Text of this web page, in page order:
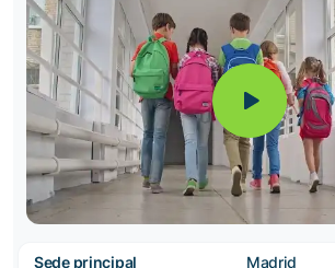
Sede principal Madrid